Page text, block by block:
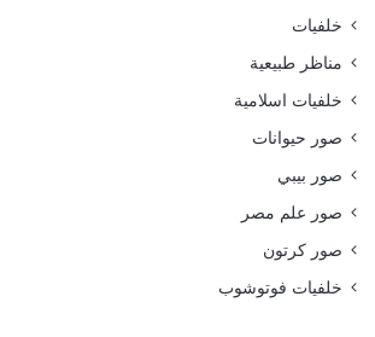
خلفيات
مناظر طبيعية
خلفيات اسلامية
صور حيوانات
صور بيبي
صور علم مصر
صور كرتون
خلفيات فوتوشوب